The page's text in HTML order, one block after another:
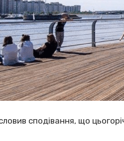
сподівання, що